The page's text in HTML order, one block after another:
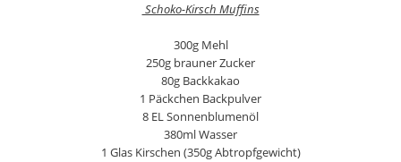
Schoko-Kirsch Muffins
300g Mehl
250g brauner Zucker
80g Backkakao
1 Päckchen Backpulver
8 EL Sonnenblumenöl
380ml Wasser
1 Glas Kirschen (350g Abtropfgewicht)